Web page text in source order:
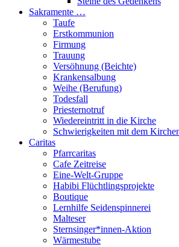
Sakramente …
Taufe
Erstkommunion
Firmung
Trauung
Versöhnung (Beichte)
Krankensalbung
Weihe (Berufung)
Todesfall
Priesternotruf
Wiedereintritt in die Kirche
Schwierigkeiten mit dem
Caritas
Pfarrcaritas
Cafe Zeitreise
Eine-Welt-Gruppe
Habibi Flüchtlingsprojekte
Boutique
Lernhilfe Seidenspinnerei
Malteser
Sternsinger*innen-Aktion
Wärmestube